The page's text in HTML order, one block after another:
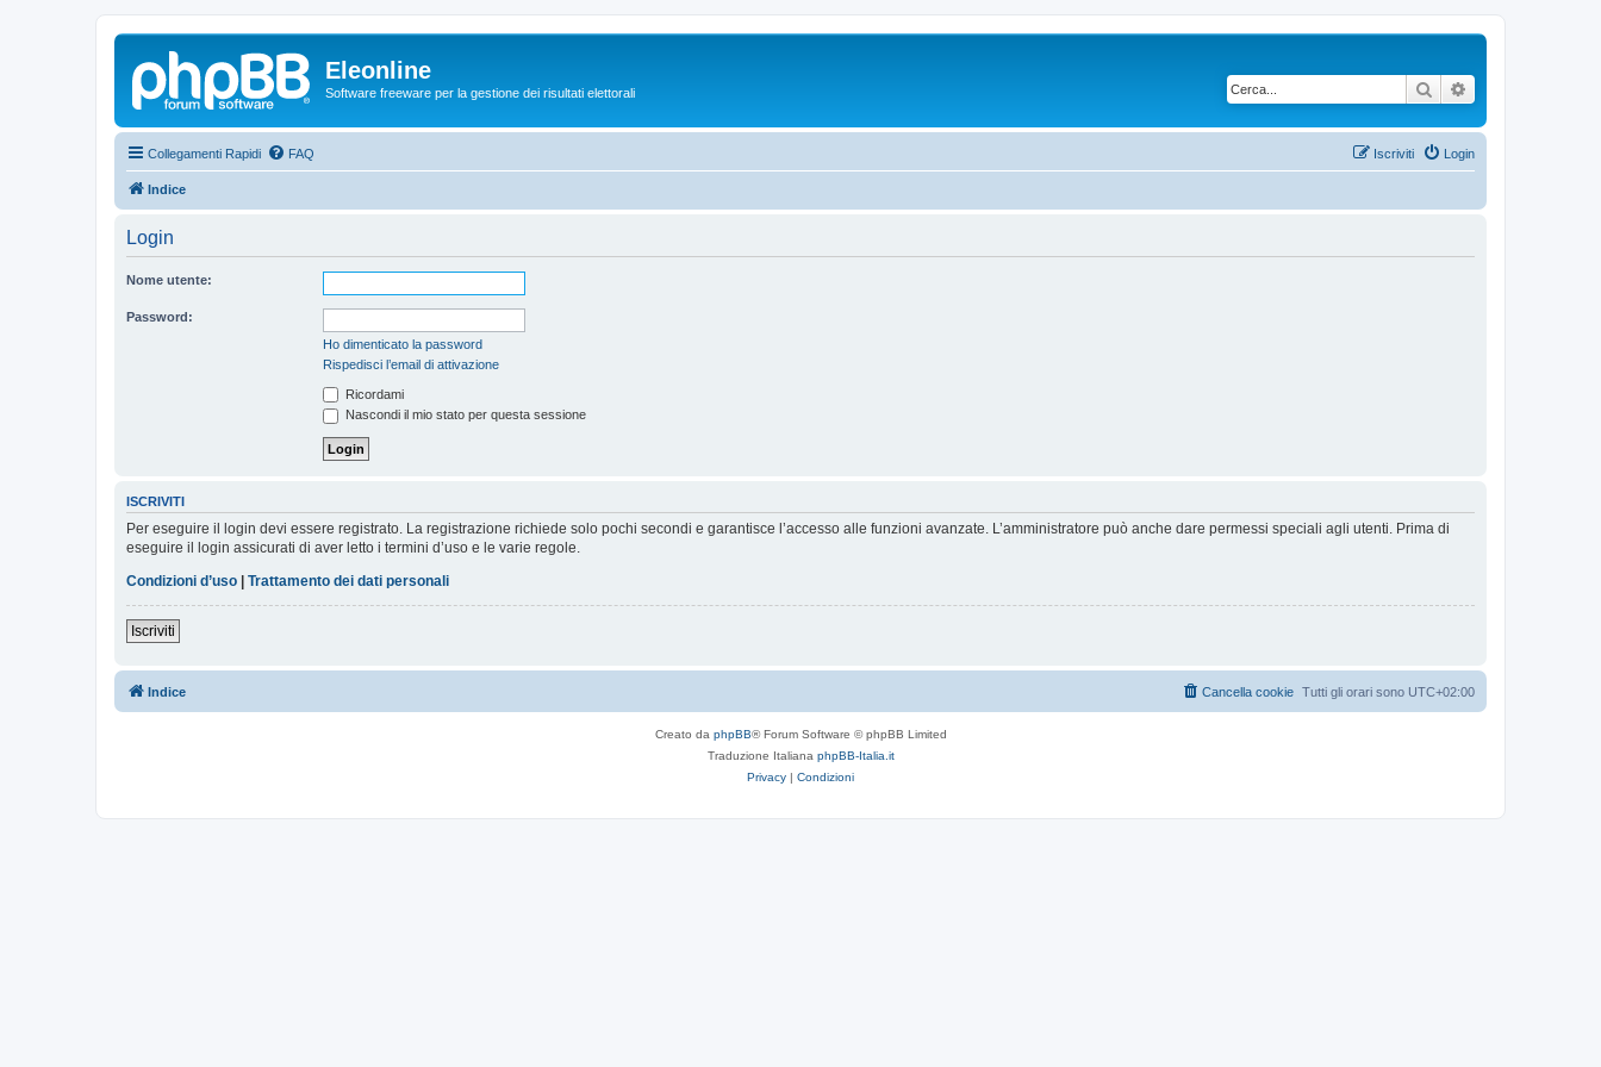
Eleonline
Software freeware per la gestione dei risultati elettorali Cerca
Collegamenti Rapidi FAQ Login
Iscriviti
Indice
Login
Nome utente:
Password:
Ho dimenticato la password
Rispedisci l’email di attivazione
Ricordami
Nascondi il mio stato per questa sessione
ISCRIVITI
Per eseguire il login devi essere registrato. La registrazione richiede solo pochi secondi e garantisce l’accesso alle funzioni avanzate. L’amministratore può anche dare permessi speciali agli utenti. Prima di
eseguire il login assicurati di aver letto i termini d’uso e le varie regole.
Condizioni d’uso
Trattamento dei dati personali
Iscriviti
Indice Tutti gli orari sono UTC+02:00
Cancella cookie
Creato da phpBB® Forum Software © phpBB Limited
Traduzione Italiana phpBB-Italia.it
Privacy | Condizioni